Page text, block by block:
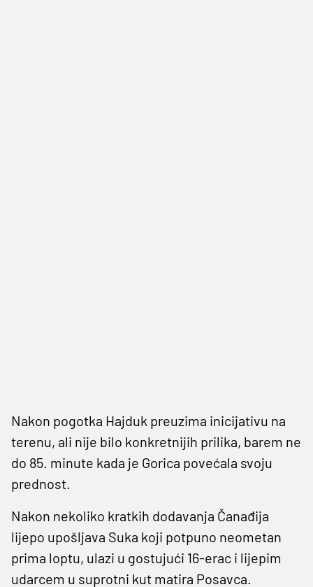
Nakon pogotka Hajduk preuzima inicijativu na
terenu, ali nije bilo konkretnijih prilika, barem ne
do 85. minute kada je Gorica povećala svoju
prednost.
Nakon nekoliko kratkih dodavanja Čanađija
lijepo upošljava Suka koji potpuno neometan
prima loptu, ulazi u gostujući 16-erac i lijepim
udarcem u suprotni kut matira Posavca.